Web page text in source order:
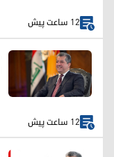
12 ساعت پیش
12 ساعت پیش